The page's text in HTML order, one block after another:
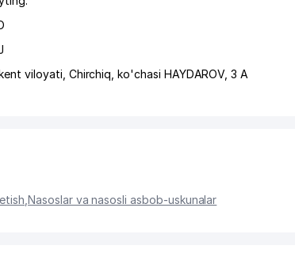
viloyati Chirchiq ,ko'chasi HAYDAROV, 3 А
,Nasoslar va nasosli asbob-uskunalar